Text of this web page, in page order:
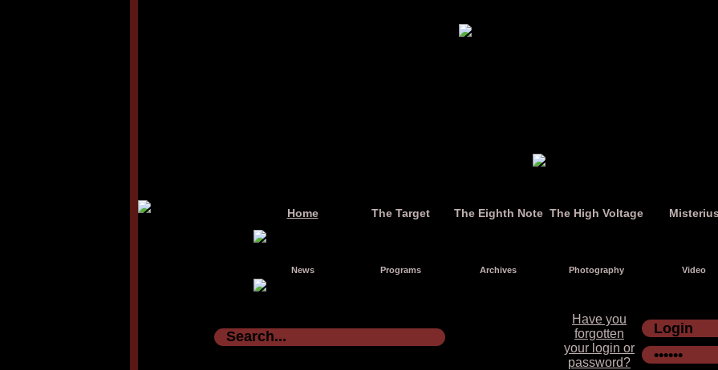
Home The Target The Eighth Note The High Voltage Misterius
News Programs Archives Photography Video
Have you
forgotten
your login or
password?